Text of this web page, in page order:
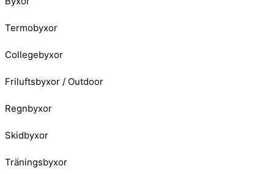
Termobyxor
Collegebyxor
Friluftsbyxor / Outdoor
Regnbyxor
Skidbyxor
Träningsbyxor